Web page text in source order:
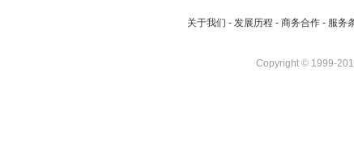
关于我们 - 发展历程 - 商务合作 - 服务
Copyright © 1999-